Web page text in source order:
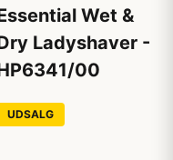
Wet &
Ladyshaver -
00
UDSALG